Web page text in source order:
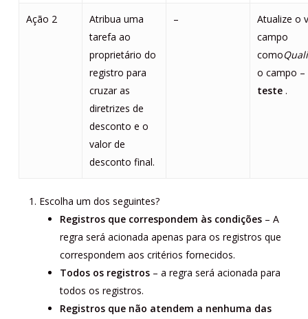
Ação 2
Atribua uma
tarefa ao
proprietário do
registro para
cruzar as
diretrizes de
desconto e o
valor de
desconto final.
–
Atualize o
campo
como
o campo –
teste.
Escolha um dos seguintes?
Registros que correspondem às condições– A
regra será acionada apenas para os registros que
correspondem aos critérios fornecidos.
Todos os registros– a regra será acionada para
todos os registros.
Registros que não atendem a nenhuma das